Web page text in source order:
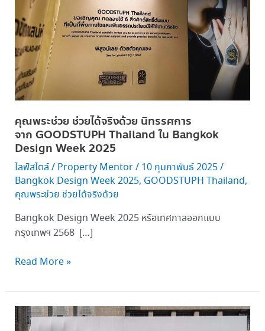
คุณพระช่วย ช่วยได้จริงด้วย นิทรรศการ
จาก GOODSTUPH Thailand ใน Bangkok
Design Week 2025
ไลฟ์สไตล์/ Property Mentor/ 10 กุมภาพันธ์ 2025/
Bangkok Design Week 2025, GOODSTUPH Thailand,
คุณพระช่วย ช่วยได้จริงด้วย
Bangkok Design Week 2025 หรือเทศกาลออกแบบ
กรุงเทพฯ 2568 […]
จริง
ด้วย
นิทรรศการ
จาก GOODSTUPH
Thailand
ใน
Design
Week
Read More »
แสน
สิริ